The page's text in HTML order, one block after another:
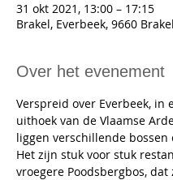
31 okt 2021, 13:00 – 17:15
Brakel, Everbeek, 9660
Over het evenement
Verspreid over Everbeek, in
uithoek van de Vlaamse
liggen verschillende bossen
Het zijn stuk voor stuk
vroegere Poodsbergbos,